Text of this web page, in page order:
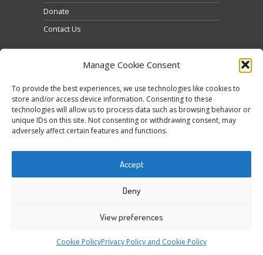
Manage Cookie Consent
To provide the best experiences, we use technologies like cookies to
store and/or access device information. Consenting to these
technologies will allow us to process data such as browsing behavior or
unique IDs on this site. Not consenting or withdrawing consent, may
adversely affect certain features and functions.
Accept
Deny
View preferences
Cookie PolicyPrivacy Policy and Cookie Policy
Donate
Contact Us
Tweets by @occupytheseed
Haz clic para aceptar cookies de marketing y
permitir este contenido
COPYRIGHT ©SEEDFREEDOM 2014-2026ALL